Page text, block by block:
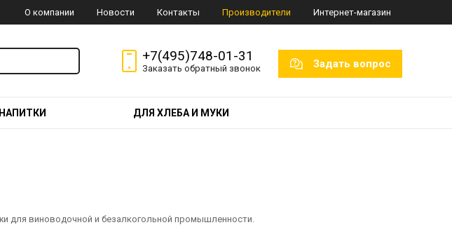
О компании Новости Контакты Производители Интернет-магазин
+7(495)748-01-31
Заказать обратный звонок Задать вопрос
ДЛЯ ХЛЕБА И МУКИ
для виноводочной и безалкогольной промышленности.